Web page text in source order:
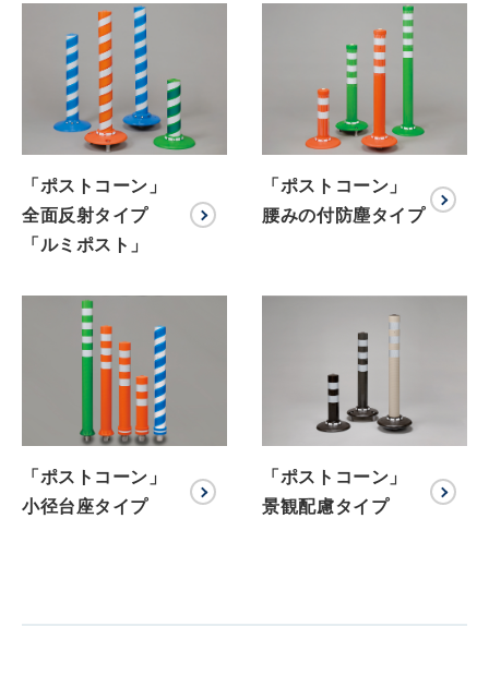
「ポストコーン」
全面反射タイプ
「ルミポスト」
「ポストコーン」
腰みの付防塵タイプ
「ポストコーン」
小径台座タイプ
「ポストコーン」
景観配慮タイプ